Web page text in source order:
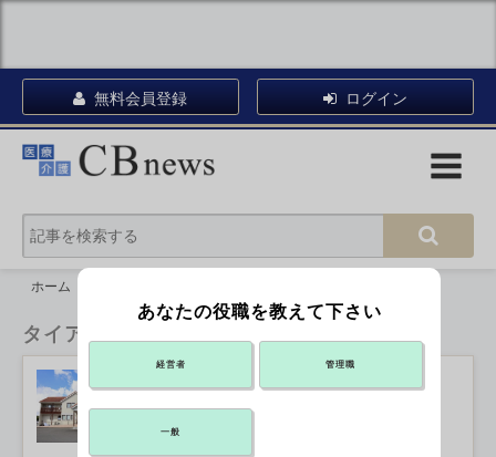
無料会員登録 ログイン
ホーム
タイアップ
者を元気に
あなたの役職を教えて下さい
経営者 管理職
一般